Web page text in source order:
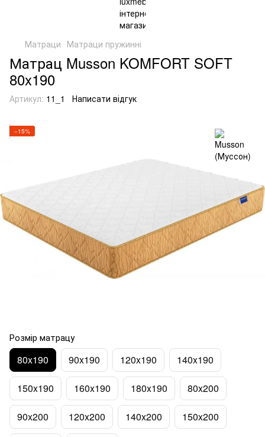
Матраци Матраци пружинні
Матрац Musson KOMFORT SOFT
80x190
Артикул: 11_1 Написати відгук
−15%
Розмір матрацу
80x190 90x190 120x190 140x190
150x190 160x190 180x190 80x200
90x200 120x200 140x200 150x200